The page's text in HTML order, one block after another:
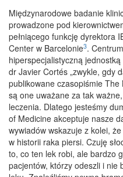
Międzynarodowe badanie
prowadzone pod
pełniącego funkcję dyrektora
Center w Barcelonie3.
hiperspecjalistyczną
dr Javier Cortés „zwykle, gdy
publikowane czasopiśmie
są one uważane za tak
leczenia. Dlatego jesteśmy
of Medicine akceptuje nasze
wywiadów wskazuje z kolei,
w historii raka piersi. Czuję
to, co ten lek robi, ale bardzo
pacjentów, którzy odeszli i nie